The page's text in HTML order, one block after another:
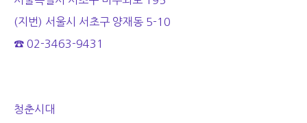
(지번) 서울시 서초구 양재동 5-10
☎ 02-3463-9431
청춘시대